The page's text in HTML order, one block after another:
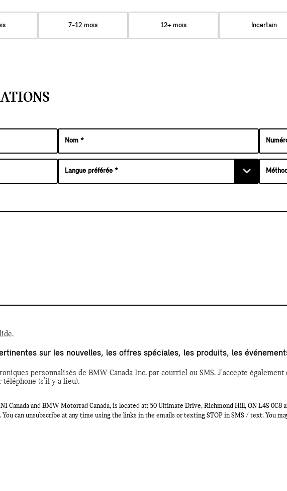
7-12 mois 12+ mois Incertain
sur les nouvelles, les offres spéciales, les produits, les
personnalisés de BMW Canada Inc. par courriel ou SMS. J'accepte
(s'il y a lieu).
Canada and BMW Motorrad Canada, is located at: 50 Ultimate Drive, Richmond Hill, ON L4S 0C8
You can unsubscribe at any time using the links in the emails or texting STOP in SMS / text. You